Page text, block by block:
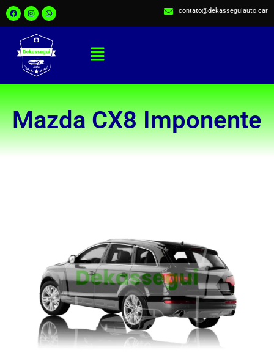
contato@dekasseguiauto.car
Mazda CX8 Imponente